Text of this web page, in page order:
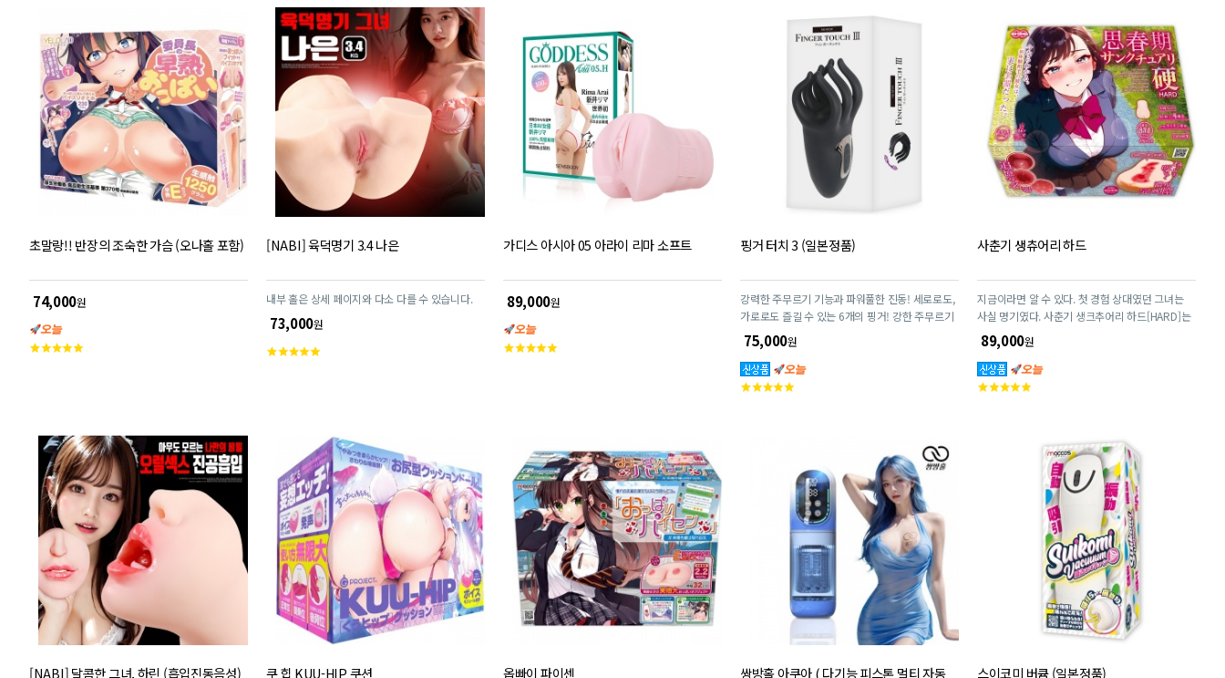
점
초말랑!! 반장의 조숙한 가슴 (오나홀 포함)
74,000원
고
[NABI] 육덕명기 3.4 나은
내부 홀은 상세 페이지와 다소 다를 수 있습니다.
73,000원
고
가디스 아시아 05 아라이 리마 소프트
89,000원
고
핑거 터치 3 (일본정품)
강력한 주무르기 기능과 파워풀한 진동! 세로로도,
가로로도 즐길 수 있는 6개의 핑거! 강한 주무르기
기능과 강력한 진동을 갖춘 6개의 핑거가, 묵직한
진동과 함께 역동적으로 움직이며 힘 있게 마사지
해 줍니다.
75,000원
고
사춘기 생츄어리 하드
지금이라면 알 수 있다. 첫 경험 상대였던 그녀는
사실 명기였다. 사춘기 생크추어리 하드[HARD]는
『추억 명기 시리즈』의 제8탄. 전작을 경질 소재
로 재조정하고 내부 구조를 쇄신한 하드 버전입니
다.
89,000원
고
[NABI] 달콤한 그녀, 하린 (흡입진동음성) 쿠 힙 KUU-HIP 쿠션 옵빠이 파이센 쌍방홀 아쿠아 ( 다기능 피스톤 멀티 자동 스이코미 버큠 (일본정품)